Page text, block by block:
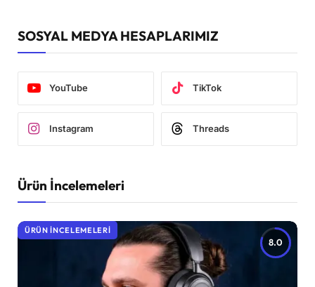
SOSYAL MEDYA HESAPLARIMIZ
YouTube TikTok
Instagram Threads
Ürün İncelemeleri
8.0
ÜRÜN İNCELEMELERI